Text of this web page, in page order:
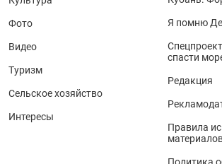
Фото
Видео
Туризм
Сельское хозяйство
Интересы
Я помню
спасти
Редакция
Правила
Политика